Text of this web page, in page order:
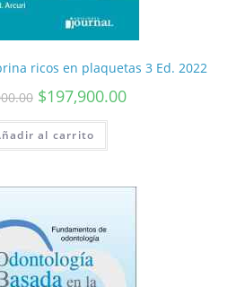
ricos en plaquetas 3 Ed. 2022
$197,900.00
al carrito